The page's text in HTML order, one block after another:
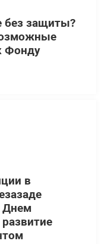
без защиты?
Фонду
в
Днем